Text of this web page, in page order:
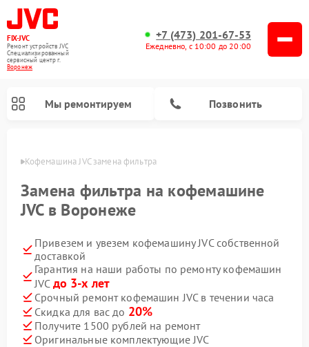
FIX-JVC
Ремонт устройств JVC
Специализированный
cервисный центр г.
Воронеж
+7 (473) 201-67-53
Ежедневно, с 10:00 до 20:00
Мы ремонтируем Позвонить
Кофемашина JVC замена фильтра
Замена фильтра на кофемашине
JVC в Воронеже
Привезем и увезем кофемашину JVC собственной
доставкой
Гарантия на наши работы по ремонту кофемашин
JVC до 3-х лет
Срочный ремонт кофемашин JVC в течении часа
Скидка для вас до 20%
Получите 1500 рублей на ремонт
Оригинальные комплектующие JVC